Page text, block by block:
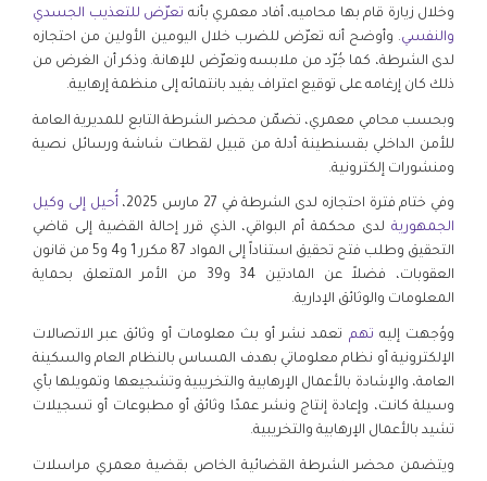
وخلال زيارة قام بها محاميه، أفاد معمري بأنه تعرّض للتعذيب الجسدي
والنفسي. وأوضح أنه تعرّض للضرب خلال اليومين الأولين من احتجازه
لدى الشرطة، كما جُرّد من ملابسه وتعرّض للإهانة. وذكر أن الغرض من
ذلك كان إرغامه على توقيع اعتراف يفيد بانتمائه إلى منظمة إرهابية.
وبحسب محامي معمري، تضمّن محضر الشرطة التابع للمديرية العامة
للأمن الداخلي بقسنطينة أدلة من قبيل لقطات شاشة ورسائل نصية
ومنشورات إلكترونية.
وفي ختام فترة احتجازه لدى الشرطة في 27 مارس 2025،
أُحيل إلى وكيل
الجمهورية لدى محكمة أم البواقي، الذي قرر إحالة القضية إلى قاضي
التحقيق وطلب فتح تحقيق استناداً إلى المواد 87 مكرر 1 و4 و5 من قانون
العقوبات، فضلاً عن المادتين 34 و39 من الأمر المتعلق بحماية
المعلومات والوثائق الإدارية.
ووُجهت إليه تهم تعمد نشر أو بث معلومات أو وثائق عبر الاتصالات
الإلكترونية أو نظام معلوماتي بهدف المساس بالنظام العام والسكينة
العامة، والإشادة بالأعمال الإرهابية والتخريبية وتشجيعها وتمويلها بأي
وسيلة كانت، وإعادة إنتاج ونشر عمدًا وثائق أو مطبوعات أو تسجيلات
تشيد بالأعمال الإرهابية والتخريبية.
ويتضمن محضر الشرطة القضائية الخاص بقضية معمري مراسلات